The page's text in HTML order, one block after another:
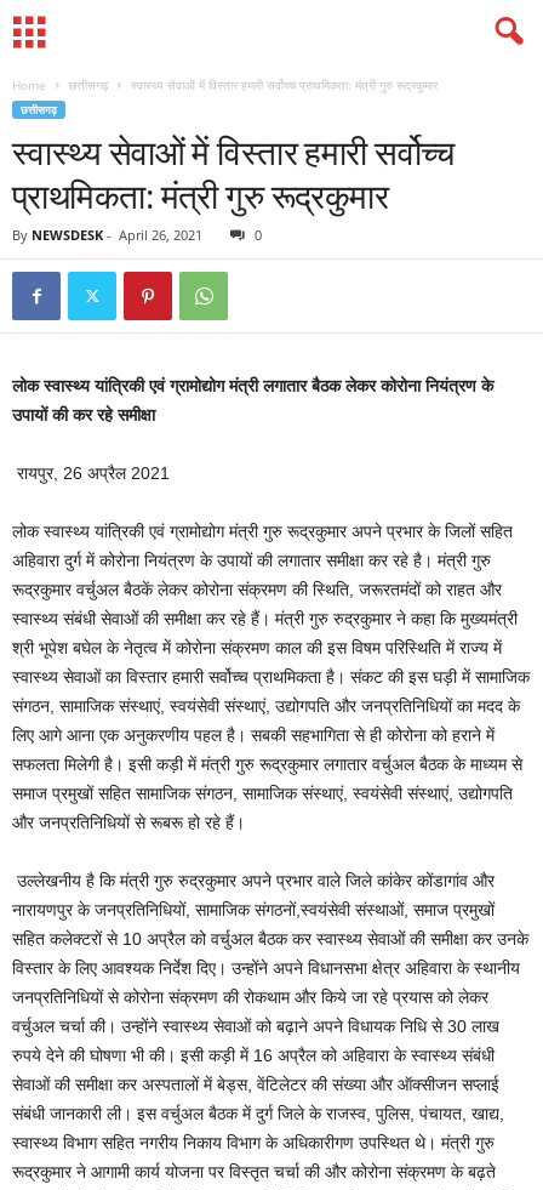
Home छत्तीसगढ़ स्वास्थ्य सेवाओं में विस्तार हमारी सर्वोच्च प्राथमिकता: मंत्री गुरु रूद्रकुमार
छत्तीसगढ़
स्वास्थ्य सेवाओं में विस्तार हमारी सर्वोच्च
प्राथमिकता: मंत्री गुरु रूद्रकुमार
By NEWSDESK - April 26, 2021 0
लोक स्वास्थ्य यांत्रिकी एवं ग्रामोद्योग मंत्री लगातार बैठक लेकर कोरोना नियंत्रण के
उपायों की कर रहे समीक्षा
रायपुर, 26 अप्रैल 2021
लोक स्वास्थ्य यांत्रिकी एवं ग्रामोद्योग मंत्री गुरु रूद्रकुमार अपने प्रभार के जिलों सहित
अहिवारा दुर्ग में कोरोना नियंत्रण के उपायों की लगातार समीक्षा कर रहे है। मंत्री गुरु
रूद्रकुमार वर्चुअल बैठकें लेकर कोरोना संक्रमण की स्थिति, जरूरतमंदों को राहत और
स्वास्थ्य संबंधी सेवाओं की समीक्षा कर रहे हैं। मंत्री गुरु रुद्रकुमार ने कहा कि मुख्यमंत्री
श्री भूपेश बघेल के नेतृत्व में कोरोना संक्रमण काल की इस विषम परिस्थिति में राज्य में
स्वास्थ्य सेवाओं का विस्तार हमारी सर्वोच्च प्राथमिकता है। संकट की इस घड़ी में सामाजिक
संगठन, सामाजिक संस्थाएं, स्वयंसेवी संस्थाएं, उद्योगपति और जनप्रतिनिधियों का मदद के
लिए आगे आना एक अनुकरणीय पहल है। सबकी सहभागिता से ही कोरोना को हराने में
सफलता मिलेगी है। इसी कड़ी में मंत्री गुरु रूद्रकुमार लगातार वर्चुअल बैठक के माध्यम से
समाज प्रमुखों सहित सामाजिक संगठन, सामाजिक संस्थाएं, स्वयंसेवी संस्थाएं, उद्योगपति
और जनप्रतिनिधियों से रूबरू हो रहे हैं।
उल्लेखनीय है कि मंत्री गुरु रुद्रकुमार अपने प्रभार वाले जिले कांकेर कोंडागांव और
नारायणपुर के जनप्रतिनिधियों, सामाजिक संगठनों,स्वयंसेवी संस्थाओं, समाज प्रमुखों
सहित कलेक्टरों से 10 अप्रैल को वर्चुअल बैठक कर स्वास्थ्य सेवाओं की समीक्षा कर उनके
विस्तार के लिए आवश्यक निर्देश दिए। उन्होंने अपने विधानसभा क्षेत्र अहिवारा के स्थानीय
जनप्रतिनिधियों से कोरोना संक्रमण की रोकथाम और किये जा रहे प्रयास को लेकर
वर्चुअल चर्चा की। उन्होंने स्वास्थ्य सेवाओं को बढ़ाने अपने विधायक निधि से 30 लाख
रुपये देने की घोषणा भी की। इसी कड़ी में 16 अप्रैल को अहिवारा के स्वास्थ्य संबंधी
सेवाओं की समीक्षा कर अस्पतालों में बेड्स, वेंटिलेटर की संख्या और ऑक्सीजन सप्लाई
संबंधी जानकारी ली। इस वर्चुअल बैठक में दुर्ग जिले के राजस्व, पुलिस, पंचायत, खाद्य,
स्वास्थ्य विभाग सहित नगरीय निकाय विभाग के अधिकारीगण उपस्थित थे। मंत्री गुरु
रूद्रकुमार ने आगामी कार्य योजना पर विस्तृत चर्चा की और कोरोना संक्रमण के बढ़ते